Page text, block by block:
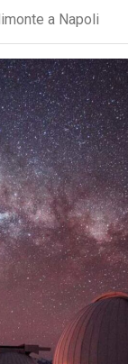
a Napoli